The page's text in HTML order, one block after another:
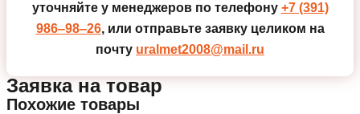
уточняйте у менеджеров по телефону +7 (391)
986‒98‒26, или отправьте заявку целиком на
почту uralmet2008@mail.ru
Заявка на товар
Похожие товары